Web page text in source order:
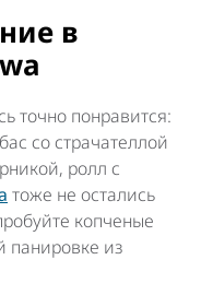
в
точно понравится:
сострачателлой
ролл с
тоже не остались
копченые
панировке из